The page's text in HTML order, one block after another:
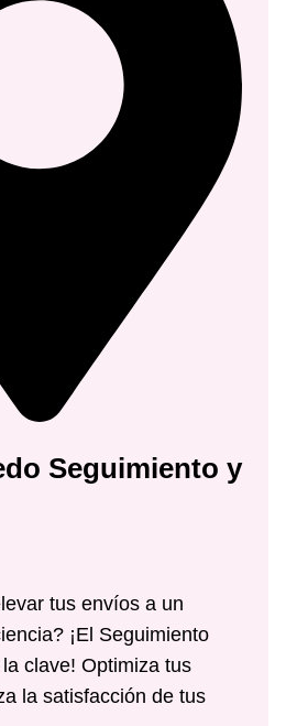
Seguimiento y
tus envíos a un
¡El Seguimiento
clave! Optimiza tus
la satisfacción de tus